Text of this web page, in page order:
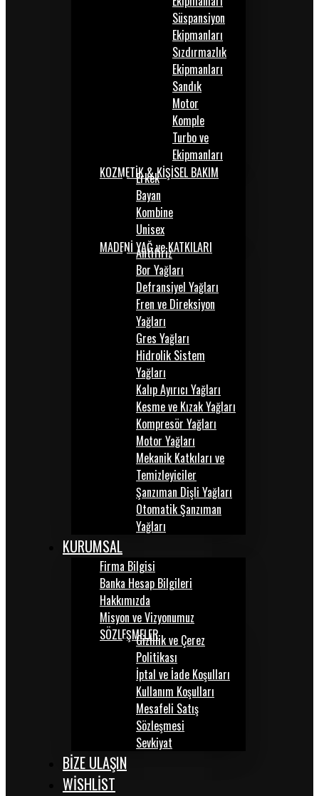
Süspansiyon
Ekipmanları
Sızdırmazlık
Ekipmanları
Sandık
Motor
Komple
Turbo ve
Ekipmanları
KOZMETİK & KİŞİSEL BAKIM
Erkek
Bayan
Kombine
Unisex
MADENİ YAĞ ve KATKILARI
Antifiriz
Bor Yağları
Defransiyel Yağları
Fren ve Direksiyon
Yağları
Gres Yağları
Hidrolik Sistem
Yağları
Kalıp Ayırıcı Yağları
Kesme ve Kızak Yağları
Kompresör Yağları
Motor Yağları
Mekanik Katkıları ve
Temizleyiciler
Şanzıman Dişli Yağları
Otomatik Şanzıman
Yağları
KURUMSAL
Firma Bilgisi
Banka Hesap Bilgileri
Hakkımızda
Misyon ve Vizyonumuz
SÖZLEŞMELERGizlilik ve Çerez
Politikası
İptal ve İade Koşulları
Kullanım Koşulları
Mesafeli Satış
Sözleşmesi
Sevkiyat
BİZE ULAŞIN
WISHLIST